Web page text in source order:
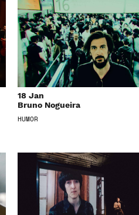
18 Jan
Bruno Nogueira
HUMOR